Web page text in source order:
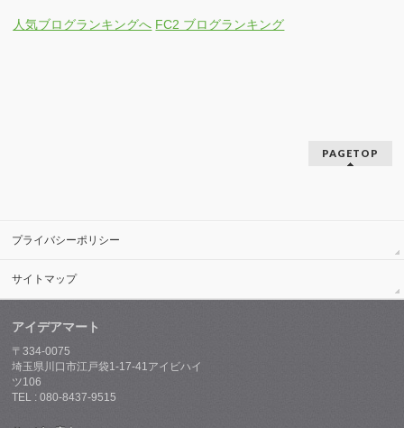
人気ブログランキングへ FC2 ブログランキング
PAGETOP
プライバシーポリシー
サイトマップ
アイデアマート
〒334-0075
埼玉県川口市江戸袋1-17-41アイビハイ
ツ106
TEL : 080-8437-9515